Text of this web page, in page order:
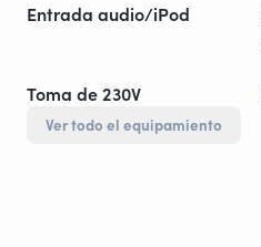
Entrada audio/iPod
Toma de 230V
Ver todo el equipamiento